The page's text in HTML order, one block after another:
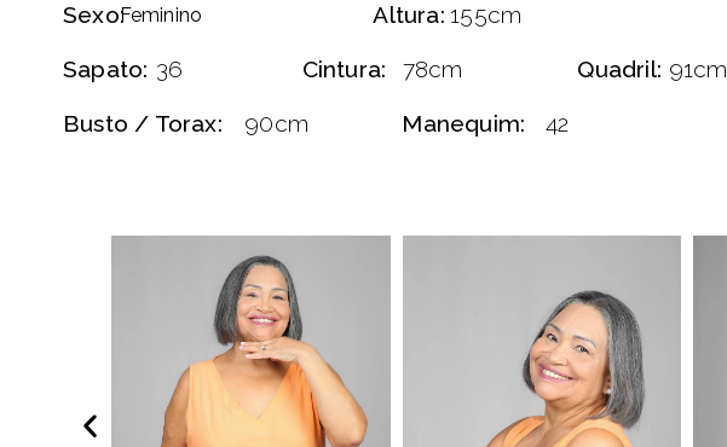
Sexo:Feminino Altura: 155cm
Sapato: 36 Cintura: 78cm Quadril: 91cm
Busto / Torax: 90cm Manequim: 42